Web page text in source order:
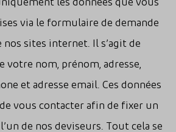
via le formulaire de demande
nos sites internet. Il s’agit de
votre nom, prénom, adresse,
et adresse email. Ces données
vous contacter afin de fixer un
de nos deviseurs. Tout cela se